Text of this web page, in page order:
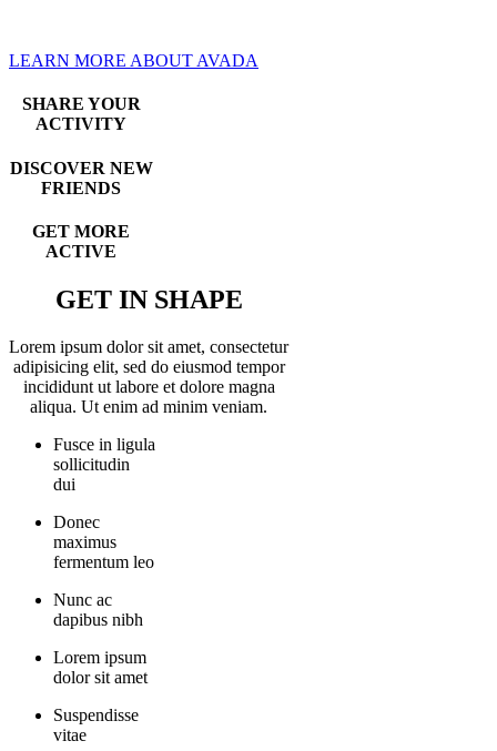
LEARN MORE ABOUT AVADA
SHARE YOUR
ACTIVITY
DISCOVER NEW
FRIENDS
GET MORE
ACTIVE
GET IN SHAPE
Lorem ipsum dolor sit amet, consectetur
adipisicing elit, sed do eiusmod tempor
incididunt ut labore et dolore magna
aliqua. Ut enim ad minim veniam.
Fusce in ligula
sollicitudin
dui
Donec
maximus
fermentum leo
Nunc ac
dapibus nibh
Lorem ipsum
dolor sit amet
Suspendisse
vitae